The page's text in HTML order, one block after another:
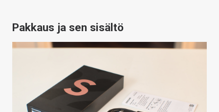
Pakkaus ja sen sisältö